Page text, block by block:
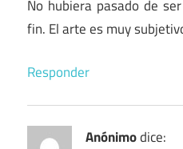
No hubiera pasado de
fin. El arte es muy
Responder
Anónimodice: